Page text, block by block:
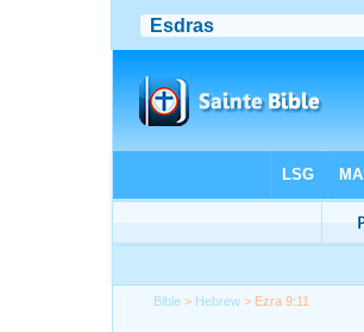
Bible > Hebrew > Ezra 9:11